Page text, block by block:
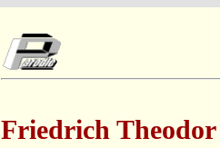
Friedrich